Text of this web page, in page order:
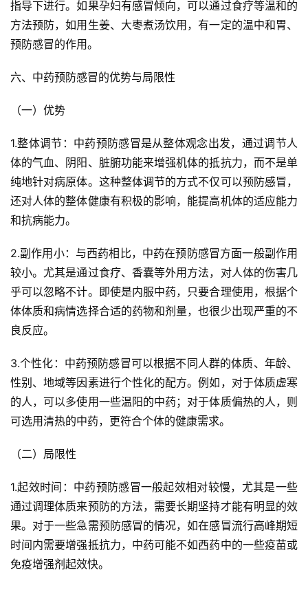
指导下进行。如果孕妇有感冒倾向，可以通过食疗等温和的
方法预防，如用生姜、大枣煮汤饮用，有一定的温中和胃、
预防感冒的作用。
六、中药预防感冒的优势与局限性
（一）优势
1.整体调节：中药预防感冒是从整体观念出发，通过调节人
体的气血、阴阳、脏腑功能来增强机体的抵抗力，而不是单
纯地针对病原体。这种整体调节的方式不仅可以预防感冒，
还对人体的整体健康有积极的影响，能提高机体的适应能力
和抗病能力。
2.副作用小：与西药相比，中药在预防感冒方面一般副作用
较小。尤其是通过食疗、香囊等外用方法，对人体的伤害几
乎可以忽略不计。即使是内服中药，只要合理使用，根据个
体体质和病情选择合适的药物和剂量，也很少出现严重的不
良反应。
3.个性化：中药预防感冒可以根据不同人群的体质、年龄、
性别、地域等因素进行个性化的配方。例如，对于体质虚寒
的人，可以多使用一些温阳的中药；对于体质偏热的人，则
可选用清热的中药，更符合个体的健康需求。
（二）局限性
1.起效时间：中药预防感冒一般起效相对较慢，尤其是一些
通过调理体质来预防的方法，需要长期坚持才能有明显的效
果。对于一些急需预防感冒的情况，如在感冒流行高峰期短
时间内需要增强抵抗力，中药可能不如西药中的一些疫苗或
免疫增强剂起效快。